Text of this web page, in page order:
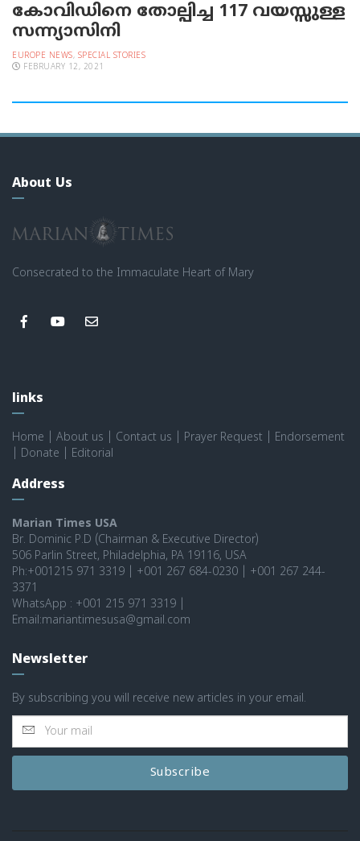
കോവിഡിനെ തോല്പിച്ച 117 വയസ്സുള്ള
സന്ന്യാസിനി
EUROPE NEWS, SPECIAL STORIES
FEBRUARY 12, 2021
About Us
Consecrated to the Immaculate Heart of Mary
links
Home About us Contact us Prayer Request
Endorsement
Donate Editorial
Address
Marian Times USA
Br. Dominic P.D (Chairman & Executive Director)
506 Parlin Street, Philadelphia, PA 19116, USA
Ph:+001215 971 3319 | +001 267 684-0230 | +001 267 244-
3371
WhatsApp : +001 215 971 3319 |
Email:mariantimesusa@gmail.com
Newsletter
By subscribing you will receive new articles in your email.
Subscribe